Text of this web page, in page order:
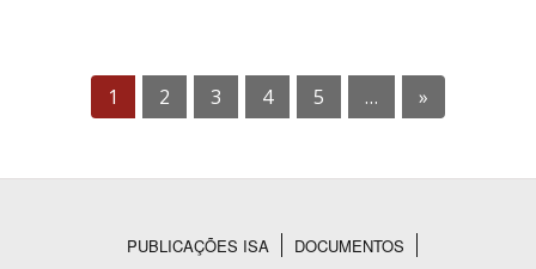
1 2 3 4 5 … »
PUBLICAÇÕES ISA
DOCUMENTOS